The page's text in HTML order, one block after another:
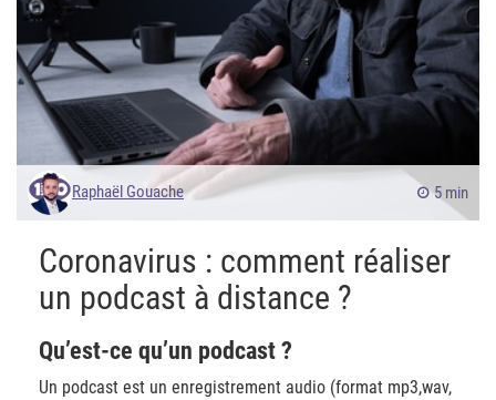
Raphaël Gouache 5 min
Coronavirus : comment réaliser
un podcast à distance ?
Qu’est-ce qu’un podcast ?
Un podcast est un enregistrement audio (format mp3,wav,